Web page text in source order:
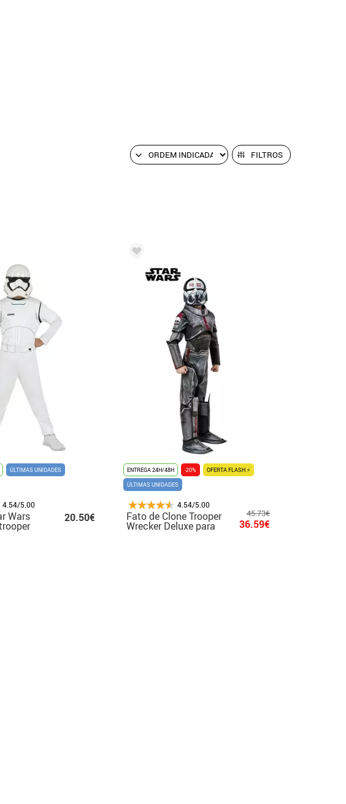
FILTROS
ÚLTIMAS UNIDADES
4.54/5.00
Wars
para
20.50€
ENTREGA 24H/48H -20%
OFERTA FLASH ⚡
ÚLTIMAS UNIDADES
4.54/5.00
Fato de Clone Trooper
Wrecker Deluxe para
45.73€
36.59€